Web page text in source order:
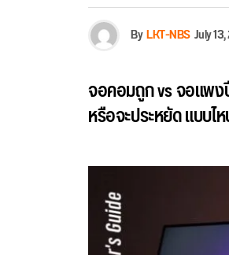
ByLKT-NBSJuly
จอคอมถูก vs จอแพง
หรือจะประหยัด แบบไ